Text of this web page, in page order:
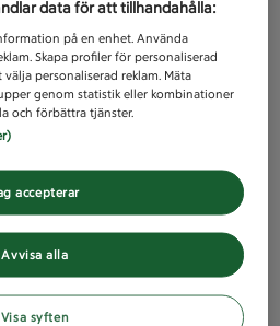
data för att tillhandahålla:
på en enhet. Använda
Skapa profiler för personaliserad
personaliserad reklam. Mäta
genom statistik eller kombinationer
och förbättra tjänster.
Avvisa alla
accepterar
Visa syften